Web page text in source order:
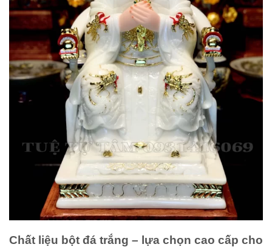
Chất liệu bột đá trắng – lựa chọn cao cấp cho